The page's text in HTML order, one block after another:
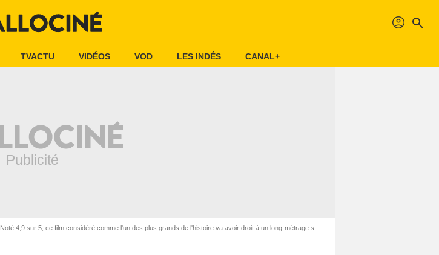
profil search
TVACTU VIDÉOS VOD LES INDÉS CANAL+
Noté 4,9 sur 5, ce film considéré comme l'un des plus grands de l'histoire va avoir droit à un long-métrage sur sa production chaotique